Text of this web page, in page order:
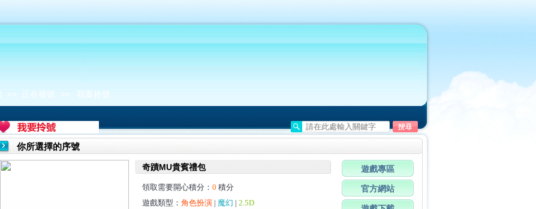
>> 正在發號 >> 我要拎號
你所選擇的序號
奇蹟MU貴賓禮包
領取需要開心積分： 0 積分
遊戲類型： 角色扮演 | 魔幻 | 2.5D
遊戲專區
官方網站